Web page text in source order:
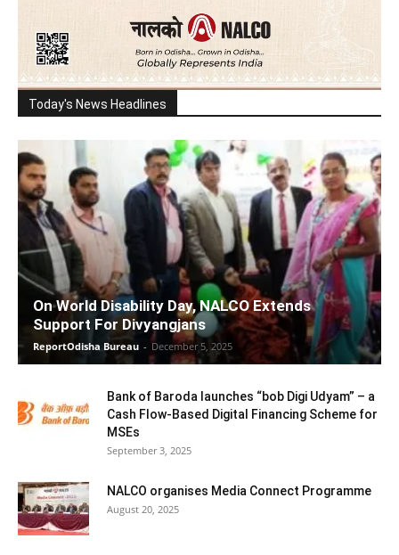
Today's News Headlines
On World Disability Day, NALCO Extends
Support For Divyangjans
ReportOdisha Bureau - December 5, 2025
Bank of Baroda launches “bob Digi Udyam” – a
Cash Flow-Based Digital Financing Scheme for
MSEs
September 3, 2025
NALCO organises Media Connect Programme
August 20, 2025